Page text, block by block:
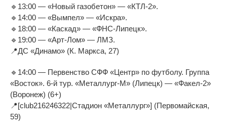
🔹13:00 — «Новый газобетон» — «КТЛ-2».
🔹14:00 — «Вымпел» — «Искра».
🔹18:00 — «Каскад» — «ФНС-Липецк».
🔹19:00 — «Арт-Лом» — ЛМЗ.
📍ДС «Динамо» (К. Маркса, 27)
🔹14:00 — Первенство СФФ «Центр» по футболу. Группа
«Восток». 6-й тур. «Металлург-М» (Липецк) — «Факел-2»
(Воронеж) (6+)
📍[club216246322|Стадион «Металлург»] (Первомайская,
59)